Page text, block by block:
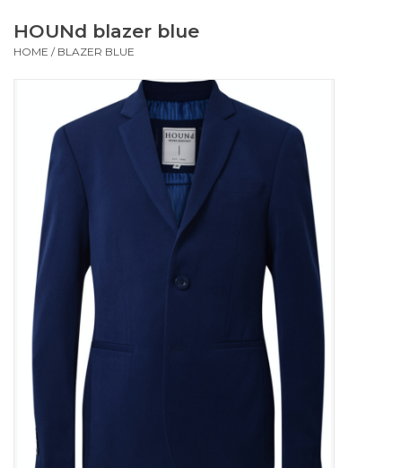
Schoenen
Outlet
Cadeautips
Cadeaubonnen
HOUNd blazer blue
HOME / BLAZER BLUE